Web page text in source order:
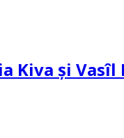
Kiva și Vasîl